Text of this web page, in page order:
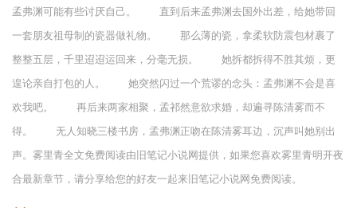
孟弗渊可能有些讨厌自己。 直到后来孟弗渊去国外出差，给她带回
一套朋友祖母制的瓷器做礼物。 那么薄的瓷，拿柔软防震包材裹了
整整五层，千里迢迢运回来，分毫无损。 她拆都拆得不胜其烦，更
遑论亲自打包的人。 她突然闪过一个荒谬的念头：孟弗渊不会是喜
欢我吧。 再后来两家相聚，孟祁然意欲求婚，却遍寻陈清雾而不
得。 无人知晓三楼书房，孟弗渊正吻在陈清雾耳边，沉声叫她别出
声。雾里青全文免费阅读由旧笔记小说网提供，如果您喜欢雾里青明开夜
合最新章节，请分享给您的好友一起来旧笔记小说网免费阅读。